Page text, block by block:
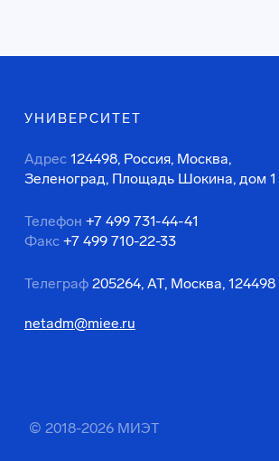
УНИВЕРСИТЕТ
Адрес 124498, Россия, Москва,
Зеленоград, Площадь Шокина, дом 1
Телефон +7 499 731-44-41
Факс +7 499 710-22-33
Телеграф 205264, АТ, Москва, 124498
netadm@miee.ru
© 2018-2026 МИЭТ